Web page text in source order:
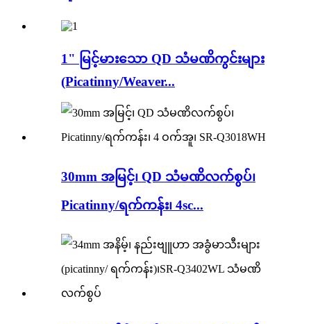
1" မြင့်မားသော QD သံမဏိကွင်းများ
(Picatinny/Weaver...
30mm အမြင့်၊ QD သံမဏိလက်စွပ်၊
Picatinny/ရက်ကန်း၊ 4sc...